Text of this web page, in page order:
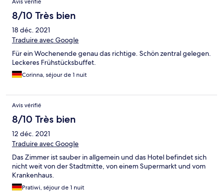
8/10 Très bien
18 déc. 2021
Traduire avec Google
Für ein Wochenende genau das richtige. Schön zentral gelegen.
Leckeres Frühstücksbuffet.
Corinna, séjour de 1 nuit
Avis vérifié
8/10 Très bien
12 déc. 2021
Traduire avec Google
Das Zimmer ist sauber in allgemein und das Hotel befindet sich
nicht weit von der Stadtmitte, von einem Supermarkt und vom
Krankenhaus.
Pratiwi, séjour de 1 nuit